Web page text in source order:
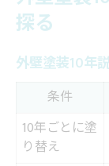
探る
外壁塗装10年
条件
10年ごとに塗
り替え